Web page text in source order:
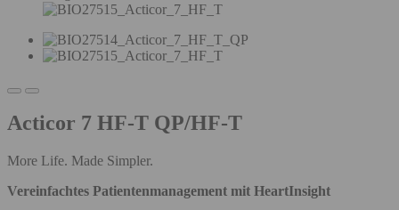
Acticor 7 HF-T QP/HF-T
More Life. Made Simpler.
Vereinfachtes Patientenmanagement mit HeartInsight